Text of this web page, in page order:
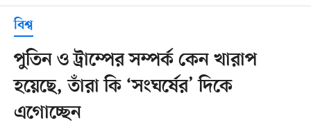
বিশ্ব
পুতিন ও ট্রাম্পের সম্পর্ক কেন খারাপ
হয়েছে, তাঁরা কি ‘সংঘর্ষের’ দিকে
এগোচ্ছেন